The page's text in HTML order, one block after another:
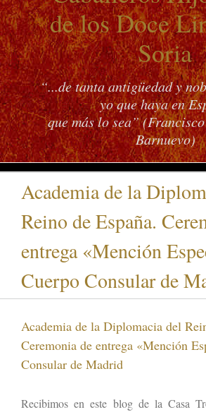
de los Doce
Soria
“...de tanta antigüedad y
yo que haya en
que más lo sea”
Barnuevo)
Academia de la
Reino de España.
entrega «Mención
Cuerpo Consular de
Academia de la Diplomacia del
Ceremonia de entrega «Mención
Consular de Madrid
Recibimos en este blog de la Casa